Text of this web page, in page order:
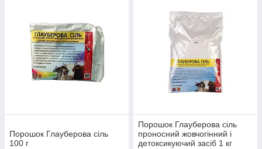
Порошок Глауберова сіль
100 г
Порошок Глауберова сіль
проносний жовчогінний і
детоксикуючий засіб 1 кг